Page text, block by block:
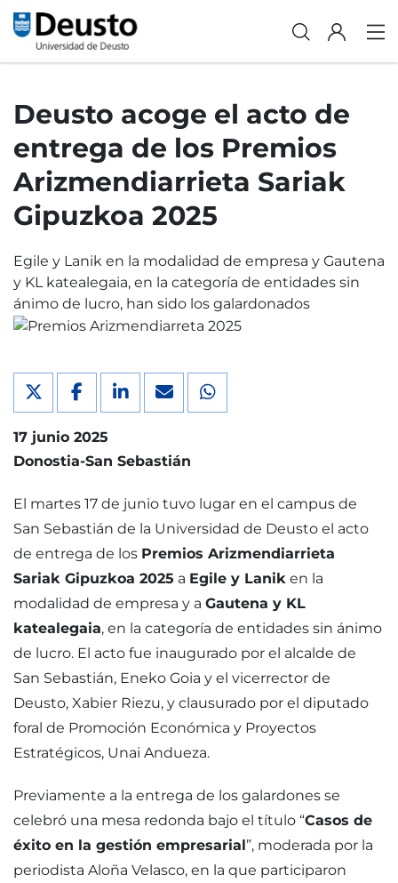
Deusto acoge el acto de
entrega de los Premios
Arizmendiarrieta Sariak
Gipuzkoa 2025
Egile y Lanik en la modalidad de empresa y Gautena
y KL katealegaia, en la categoría de entidades sin
ánimo de lucro, han sido los galardonados
17 junio 2025
Donostia-San Sebastián
El martes 17 de junio tuvo lugar en el campus de
San Sebastián de la Universidad de Deusto el acto
de entrega de los Premios Arizmendiarrieta
Sariak Gipuzkoa 2025 a Egile y Lanik en la
modalidad de empresa y a Gautena y KL
katealegaia, en la categoría de entidades sin ánimo
de lucro. El acto fue inaugurado por el alcalde de
San Sebastián, Eneko Goia y el vicerrector de
Deusto, Xabier Riezu, y clausurado por el diputado
foral de Promoción Económica y Proyectos
Estratégicos, Unai Andueza.
Previamente a la entrega de los galardones se
celebró una mesa redonda bajo el título “Casos de
éxito en la gestión empresarial”, moderada por la
periodista Aloña Velasco, en la que participaron